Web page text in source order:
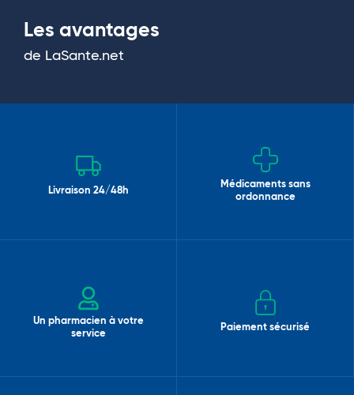
Les avantages
de LaSante.net
Livraison 24/48h
Médicaments sans
ordonnance
Un pharmacien à votre
service
Paiement sécurisé